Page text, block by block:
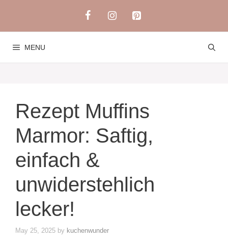
content
MENU
Rezept Muffins
Marmor: Saftig,
einfach &
unwiderstehlich
lecker!
May 25, 2025 by kuchenwunder